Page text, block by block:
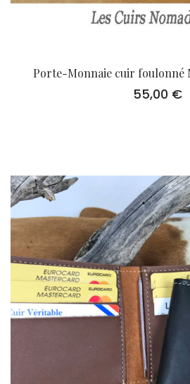
Porte-Monnaie cuir foulonné
55,00 €